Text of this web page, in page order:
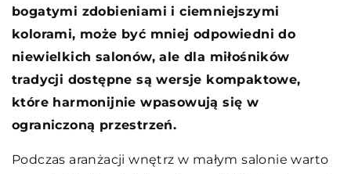
bogatymi zdobieniami i ciemniejszymi
kolorami, może być mniej odpowiedni do
niewielkich salonów, ale dla miłośników
tradycji dostępne są wersje kompaktowe,
które harmonijnie wpasowują się w
ograniczoną przestrzeń.
Podczas aranżacji wnętrz w małym salonie warto